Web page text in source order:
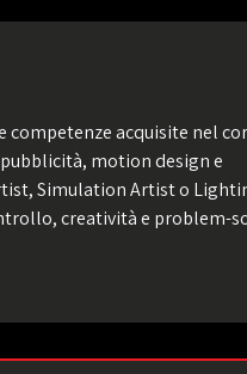
competenze acquisite nel
motion design e
Simulation Artist o
creatività e problem-